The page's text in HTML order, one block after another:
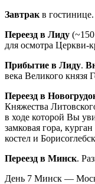
Завтрак в
Переезд в Лиду
для осмотра Церкви-
Прибытие в Лиду.
века Великого князя
Переезд в
Княжества
в ходе которой Вы
замковая гора,
костел и
Переезд в Минск.
День 7 Минск —